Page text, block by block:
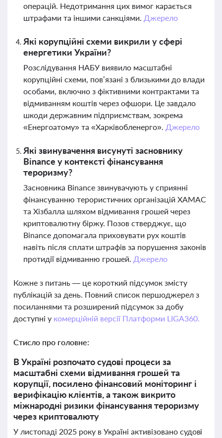
операцій. Недотримання цих вимог карається
штрафами та іншими санкціями. Джерело
Які корупційні схеми викрили у сфері
енергетики України?
Розслідування НАБУ виявило масштабні
корупційні схеми, пов’язані з близькими до влади
особами, включно з фіктивними контрактами та
відмиванням коштів через офшори. Це завдало
шкоди державним підприємствам, зокрема
«Енергоатому» та «Харківобленерго». Джерело
Які звинувачення висунуті засновнику
Binance у контексті фінансування
тероризму?
Засновника Binance звинувачують у сприянні
фінансуванню терористичних організацій ХАМАС
та Хізбалла шляхом відмивання грошей через
криптовалютну біржу. Позов стверджує, що
Binance допомагала приховувати рух коштів
навіть після сплати штрафів за порушення законів
протидії відмиванню грошей. Джерело
Кожне з питань — це короткий підсумок змісту
публікацій за день. Повний список першоджерел з
посиланнями та розширений підсумок за добу
доступні у комерційній версії Платформи LIGA360.
Стисло про головне:
В Україні розпочато судові процеси за
масштабні схеми відмивання грошей та
корупції, посилено фінансовий моніторинг і
верифікацію клієнтів, а також викрито
міжнародні ризики фінансування тероризму
через криптовалюту
У листопаді 2025 року в Україні активізовано судові